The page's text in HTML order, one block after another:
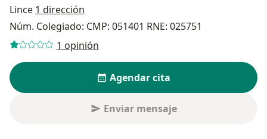
Lince 1 dirección
Núm. Colegiado: CMP: 051401 RNE: 025751
1 opinión
Agendar cita
Enviar mensaje